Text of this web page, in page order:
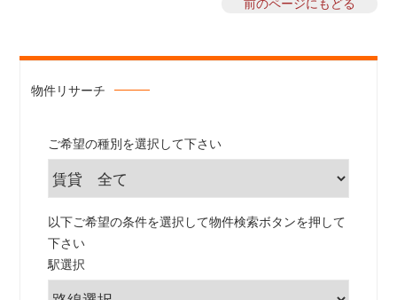
前のページにもどる
物件リサーチ
ご希望の種別を選択して下さい
以下ご希望の条件を選択して物件検索ボタンを押して
下さい
駅選択